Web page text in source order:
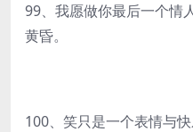
99、我愿做你最后一个情
黄昏。
100、笑只是一个表情与快